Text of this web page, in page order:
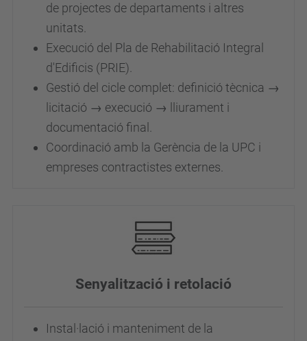
de projectes de departaments i altres
unitats.
Execució del Pla de Rehabilitació Integral
d'Edificis (PRIE).
Gestió del cicle complet: definició tècnica →
licitació → execució → lliurament i
documentació final.
Coordinació amb la Gerència de la UPC i
empreses contractistes externes.
Senyalització i retolació
Instal·lació i manteniment de la